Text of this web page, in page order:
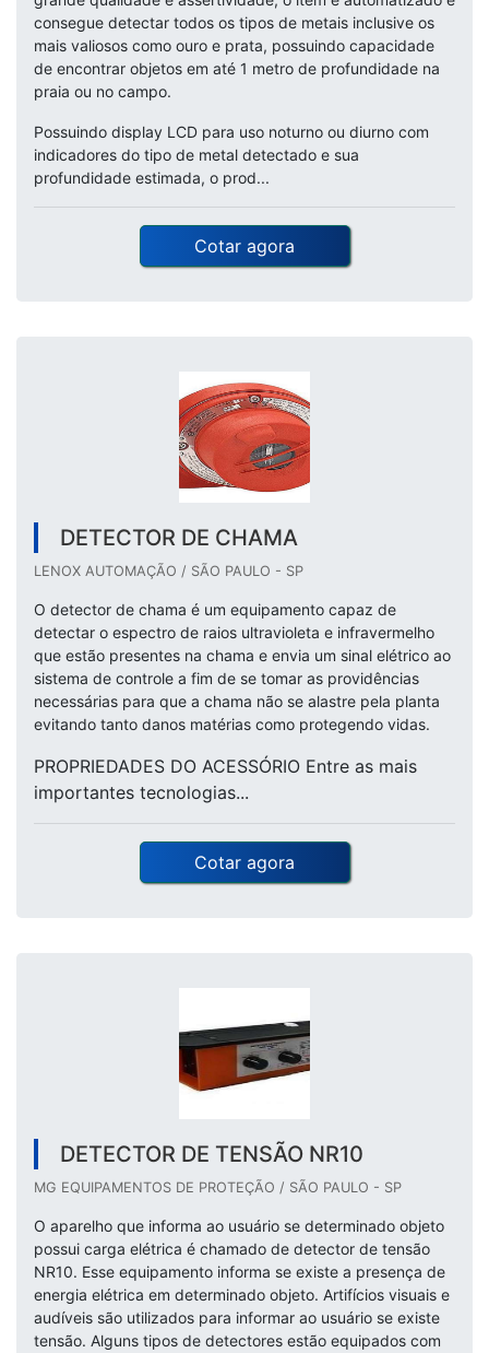
consegue detectar todos os tipos de metais inclusive os
mais valiosos como ouro e prata, possuindo capacidade
de encontrar objetos em até 1 metro de profundidade na
praia ou no campo.
Possuindo display LCD para uso noturno ou diurno com
indicadores do tipo de metal detectado e sua
profundidade estimada, o prod...
Cotar agora
DETECTOR DE CHAMA
LENOX AUTOMAÇÃO / SÃO PAULO - SP
O detector de chama é um equipamento capaz de
detectar o espectro de raios ultravioleta e infravermelho
que estão presentes na chama e envia um sinal elétrico ao
sistema de controle a fim de se tomar as providências
necessárias para que a chama não se alastre pela planta
evitando tanto danos matérias como protegendo vidas.
PROPRIEDADES DO ACESSÓRIO Entre as mais
importantes tecnologias...
Cotar agora
DETECTOR DE TENSÃO NR10
MG EQUIPAMENTOS DE PROTEÇÃO / SÃO PAULO - SP
O aparelho que informa ao usuário se determinado objeto
possui carga elétrica é chamado de detector de tensão
NR10. Esse equipamento informa se existe a presença de
energia elétrica em determinado objeto. Artifícios visuais e
audíveis são utilizados para informar ao usuário se existe
tensão. Alguns tipos de detectores estão equipados com